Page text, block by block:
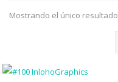
Mostrando el único resultado